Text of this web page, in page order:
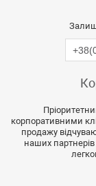
корпоративними
продажу
наших партнерів